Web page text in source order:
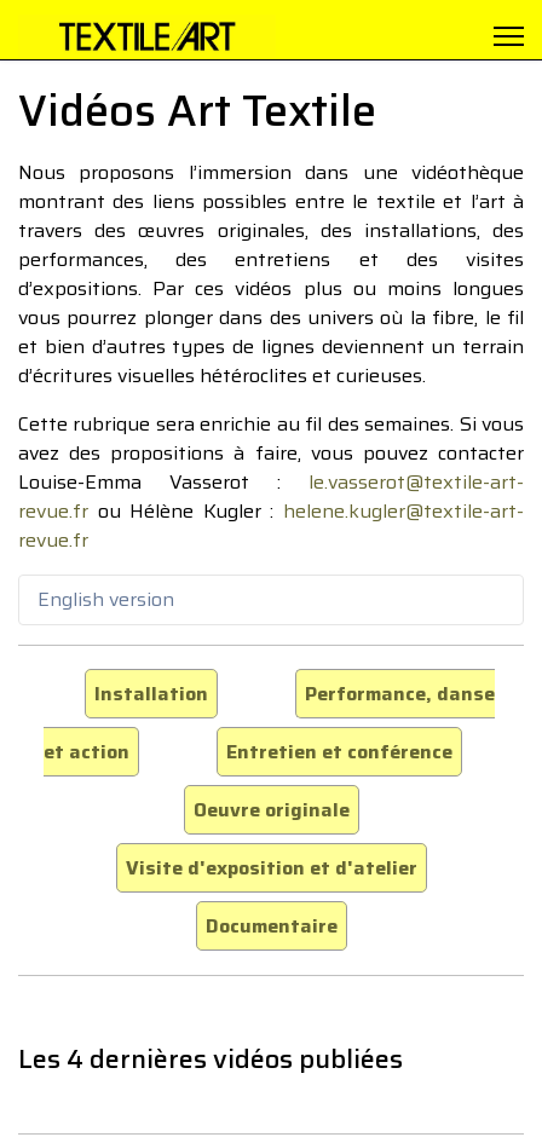
Vidéos Art Textile
Nous proposons l’immersion dans une vidéothèque
montrant des liens possibles entre le textile et l’art à
travers des œuvres originales, des installations, des
performances, des entretiens et des visites
d’expositions. Par ces vidéos plus ou moins longues
vous pourrez plonger dans des univers où la fibre, le fil
et bien d’autres types de lignes deviennent un terrain
d’écritures visuelles hétéroclites et curieuses.
Cette rubrique sera enrichie au fil des semaines. Si vous
avez des propositions à faire, vous pouvez contacter
Louise-Emma Vasserot : le.vasserot@textile-art-
revue.fr ou Hélène Kugler : helene.kugler@textile-art-
revue.fr
English version
Installation
Performance, danse
et action
Entretien et conférence
Oeuvre originale
Visite d'exposition et d'atelier
Documentaire
Les 4 dernières vidéos publiées